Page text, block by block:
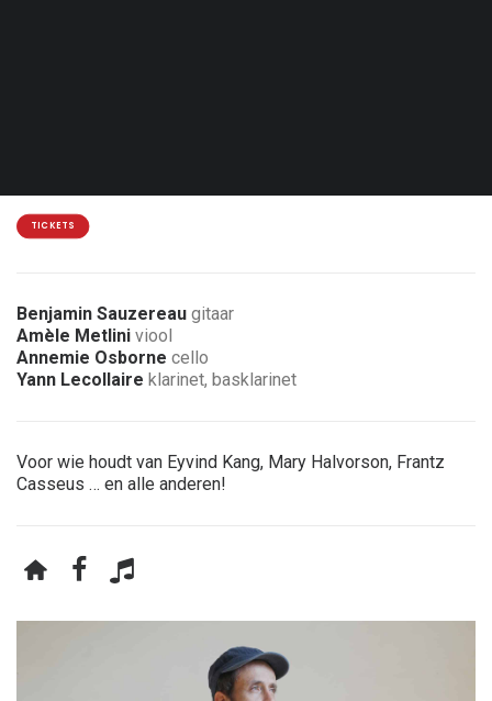
TICKETS
Benjamin Sauzereau gitaar
Amèle Metlini viool
Annemie Osborne cello
Yann Lecollaire klarinet, basklarinet
Voor wie houdt van Eyvind Kang, Mary Halvorson, Frantz
Casseus … en alle anderen!